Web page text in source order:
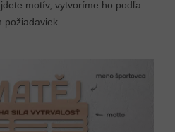
motív, vytvoríme ho podľa
požiadaviek.